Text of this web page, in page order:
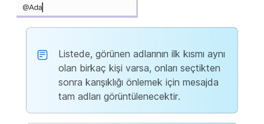
Listede, görünen adlarının ilk kısmı aynı
olan birkaç kişi varsa, onları seçtikten
sonra karışıklığı önlemek için mesajda
tam adları görüntülenecektir.